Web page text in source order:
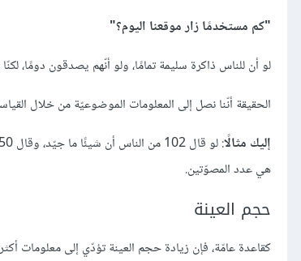
"كم مستخدمًا زار موقعنا اليوم؟"
لو أن للناس ذاكرة سليمة تمامًا، ولو أنّهم يصدقون دومًا،
الحقيقة أنّنا نصل إلى المعلومات الموضوعيّة من خلال
إليك مثالًا
هي عدد المصوّتين.
حجم العينة
كقاعدة عامّة، فإن زيادة حجم العينة تؤدّي إلى معلومات